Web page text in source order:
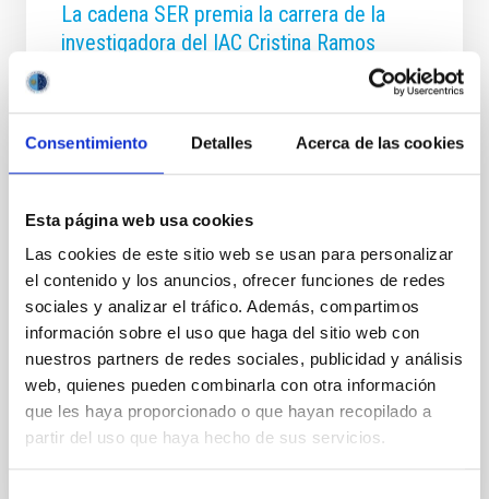
Consentimiento Detalles Acerca de las cookies
Esta página web usa cookies
Las cookies de este sitio web se usan para personalizar
el contenido y los anuncios, ofrecer funciones de redes
sociales y analizar el tráfico. Además, compartimos
información sobre el uso que haga del sitio web con
nuestros partners de redes sociales, publicidad y análisis
web, quienes pueden combinarla con otra información
que les haya proporcionado o que hayan recopilado a
partir del uso que haya hecho de sus servicios.
La cadena SER premia la carrera de la
investigadora del IAC Cristina Ramos
Cristina Ramos Almeida, investigadora del Instituto
un centenar de artículos sobre galaxias y agujeros
negros, ha sido una de las homenajeadas en la
SER" de Radio Club Tenerife, Cadena SER. El evento,
celebrado en la noche del miércoles 29 de octubre,
Gobierno en Santa Cruz de Tenerife, ha teñido el
espacio de reconocimiento al talento femenino en
diversos ámbitos. La distinción resalta la crucial
contribución de Ramos Almeida a la
Fecha de publicación 30/10/2025 - 09:47:51